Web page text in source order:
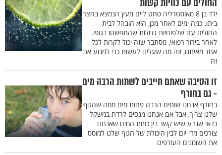
ילד בן 8 מאוסטרליה סחט ליים מעץ הנמצא בחצר
ביתו. כמה ימים לאחר מכן, הוא הובהל לבית
החולים עם שלפוחיות גדולות שהתפשטו בגופו.
לאחר בירור רפואי, מסתבר שזה יכול לקרות לכל
אחד מאיתנו, וזה מה שעלינו לעשות כדי למנוע את
זה
זו הסיבה שאתם חייבים לשתות הרבה מים
- גם בחורף
בחורף אנחנו שותים הרבה פחות מים ממה שהגוף
שלנו צריך, אבל אם אנחנו מנסים לרדת במשקל
כדאי שנדע שיש קשר בין כמות המים שאנחנו
צורכים מדי יום לבין היכולת של הגוף שלנו למוסס
את השומנים העודפים